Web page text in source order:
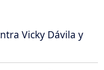
Vicky Dávila y